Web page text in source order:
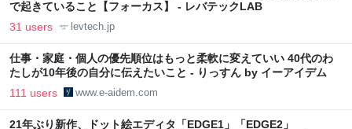
で起きていること【フォーカス】 - レバテックLAB
31 users levtech.jp
仕事・家庭・個人の優先順位はもっと柔軟に変えていい 40代のわ
たしが10年後の自分に伝えたいこと - りっすん by イーアイデム
111 users www.e-aidem.com
21年ぶり新作、ドット絵エディタ「EDGE1」「EDGE2」